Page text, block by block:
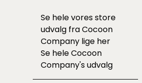
Se hele vores store
udvalg fra Cocoon
Company lige her
Se heleCocoon
Company's udvalg